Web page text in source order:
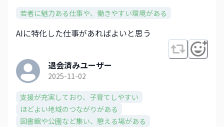
若者に魅力ある仕事や、働きやすい環境がある
AIに特化した仕事があればよいと思う
退会済みユーザー
2025-11-02
支援が充実しており、子育てしやすい
ほどよい地域のつながりがある
図書館や公園など集い、憩える場がある